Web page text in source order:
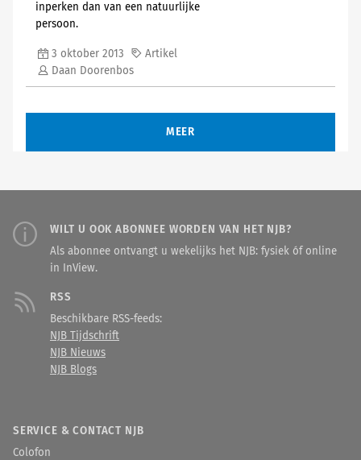
inperken dan van een natuurlijke
persoon.
3 oktober 2013
Artikel
Daan Doorenbos
MEER
WILT U OOK ABONNEE WORDEN VAN HET NJB?
Als abonnee ontvangt u wekelijks het NJB: fysiek óf online
in InView.
RSS
Beschikbare RSS-feeds:
NJB Tijdschrift
NJB Nieuws
NJB Blogs
SERVICE & CONTACT NJB
Colofon